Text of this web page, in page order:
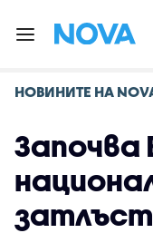
НОВИНИТЕ НА